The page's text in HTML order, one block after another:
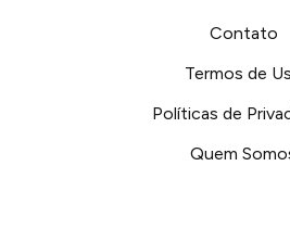
Contato
Termos de
Políticas de
Quem